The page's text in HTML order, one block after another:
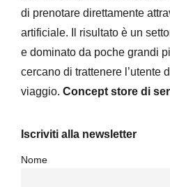
di prenotare direttamente
artificiale. Il risultato è un
e dominato da poche grandi
cercano di trattenere l’utente
viaggio. Concept store di
Iscriviti alla newsletter
Nome